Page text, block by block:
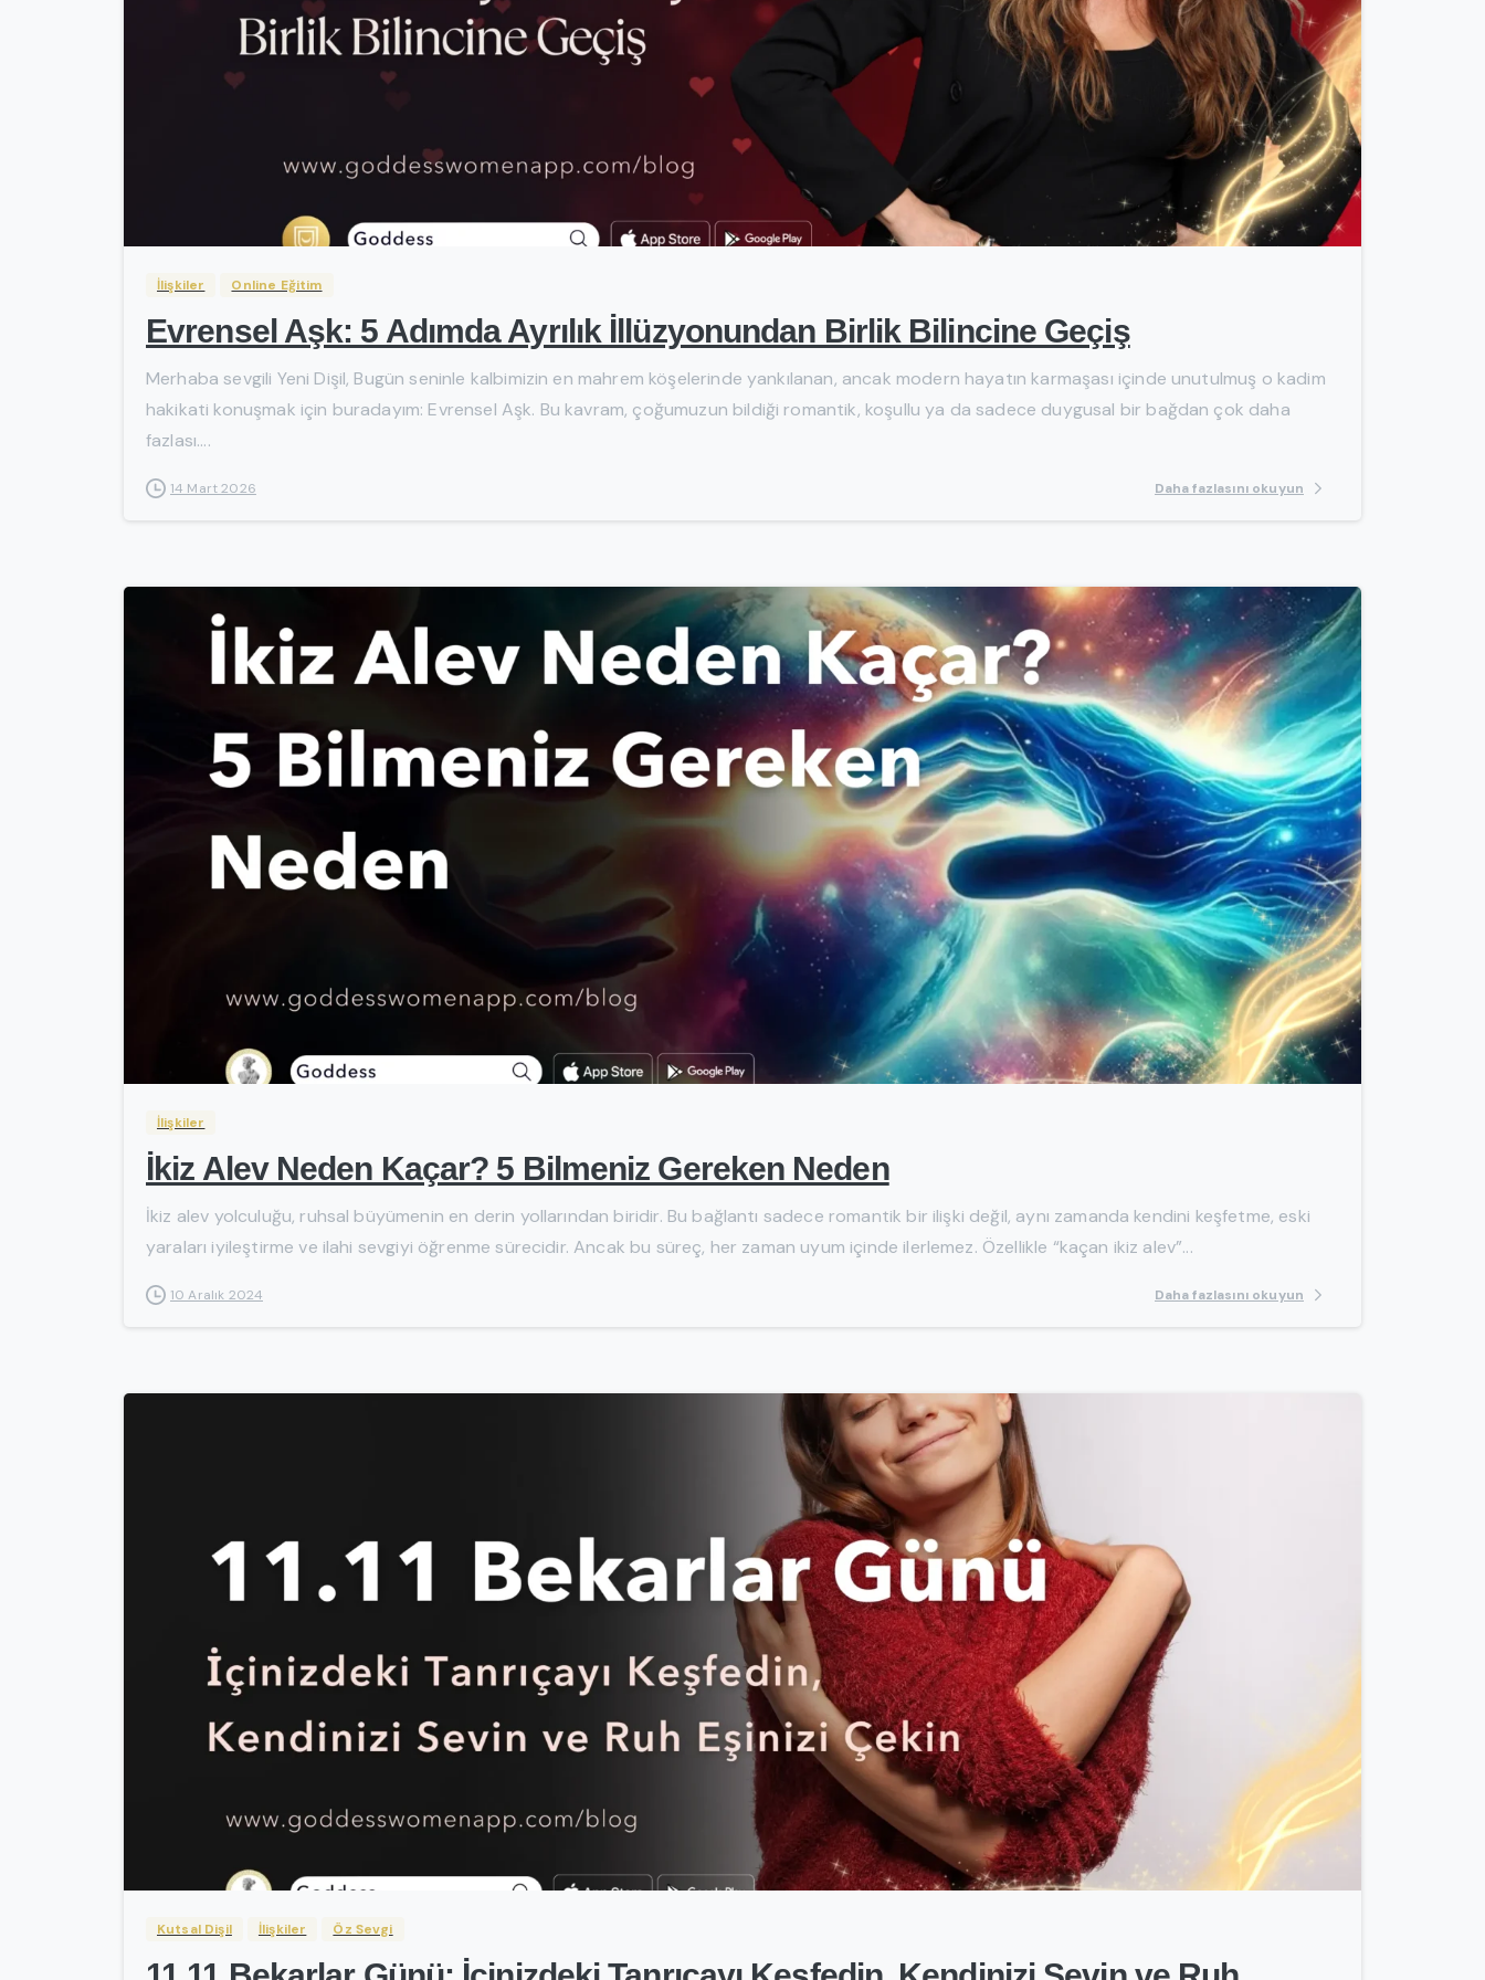
-
İlişkiler Online Eğitim
Evrensel Aşk: 5 Adımda Ayrılık İllüzyonundan Birlik Bilincine Geçiş
Merhaba sevgili Yeni Dişil, Bugün seninle kalbimizin en mahrem köşelerinde yankılanan, ancak modern hayatın karmaşası içinde unutulmuş o kadim
hakikati konuşmak için buradayım: Evrensel Aşk. Bu kavram, çoğumuzun bildiği romantik, koşullu ya da sadece duygusal bir bağdan çok daha
fazlası....
14 Mart 2026 Daha fazlasını okuyun
-
İlişkiler
İkiz Alev Neden Kaçar? 5 Bilmeniz Gereken Neden
İkiz alev yolculuğu, ruhsal büyümenin en derin yollarından biridir. Bu bağlantı sadece romantik bir ilişki değil, aynı zamanda kendini keşfetme, eski
yaraları iyileştirme ve ilahi sevgiyi öğrenme sürecidir. Ancak bu süreç, her zaman uyum içinde ilerlemez. Özellikle “kaçan ikiz alev”...
10 Aralık 2024 Daha fazlasını okuyun
Kutsal Dişil İlişkiler Öz Sevgi